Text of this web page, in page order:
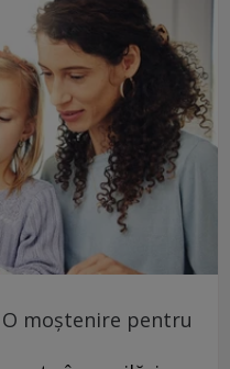
moștenire pentru